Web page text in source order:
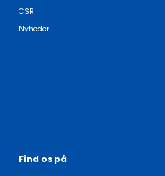
CSR
Nyheder
Find os på